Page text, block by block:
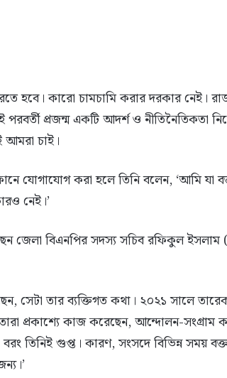
হবে। কারো চামচামি করার দরকার নেই।
প্রজন্ম একটি আদর্শ ও নীতিনৈতিকতা
চাই।
করা হলে তিনি বলেন, ‘আমি যা
নেই।’
জেলা বিএনপির সদস্য সচিব রফিকুল
সেটা তার ব্যক্তিগত কথা। ২০২১ সালে
প্রকাশ্যে কাজ করেছেন, আন্দোলন-সংগ্রাম
তিনিই গুপ্ত। কারণ, সংসদে বিভিন্ন সময়